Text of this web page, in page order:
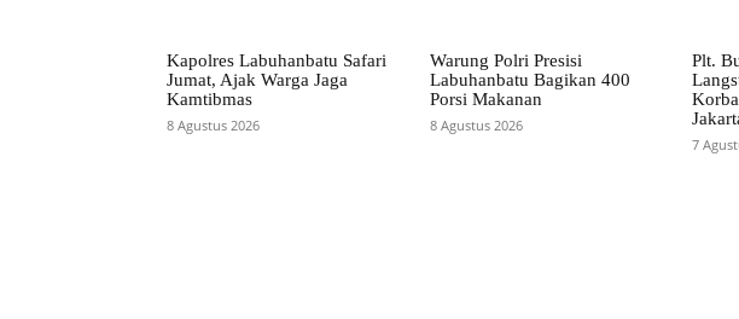
Kapolres Labuhanbatu Safari
Jumat, Ajak Warga Jaga
Kamtibmas
8 Agustus 2026
Warung Polri Presisi
Labuhanbatu Bagikan 400
Porsi Makanan
8 Agustus 2026
Plt.
7